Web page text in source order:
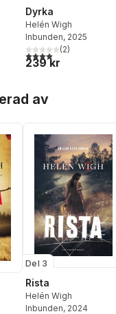
Dyrka
Helén Wigh
Inbunden, 2025
4,0utav 5 stjärnor.
(2)
239 kr
av
Del 3
Rista
Helén Wigh
Inbunden, 2024